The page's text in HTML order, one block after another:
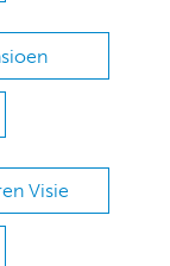
Visie